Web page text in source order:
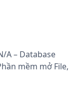
A – Database
mềm mở File,